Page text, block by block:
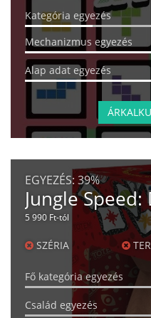
Kategória egyezés
Mechanizmus egyezés
Alap adat egyezés
EGYEZÉS: 39%
Jungle
5 990 Ft-tól
SZÉRIA
Fő kategória egyezés
Család egyezés